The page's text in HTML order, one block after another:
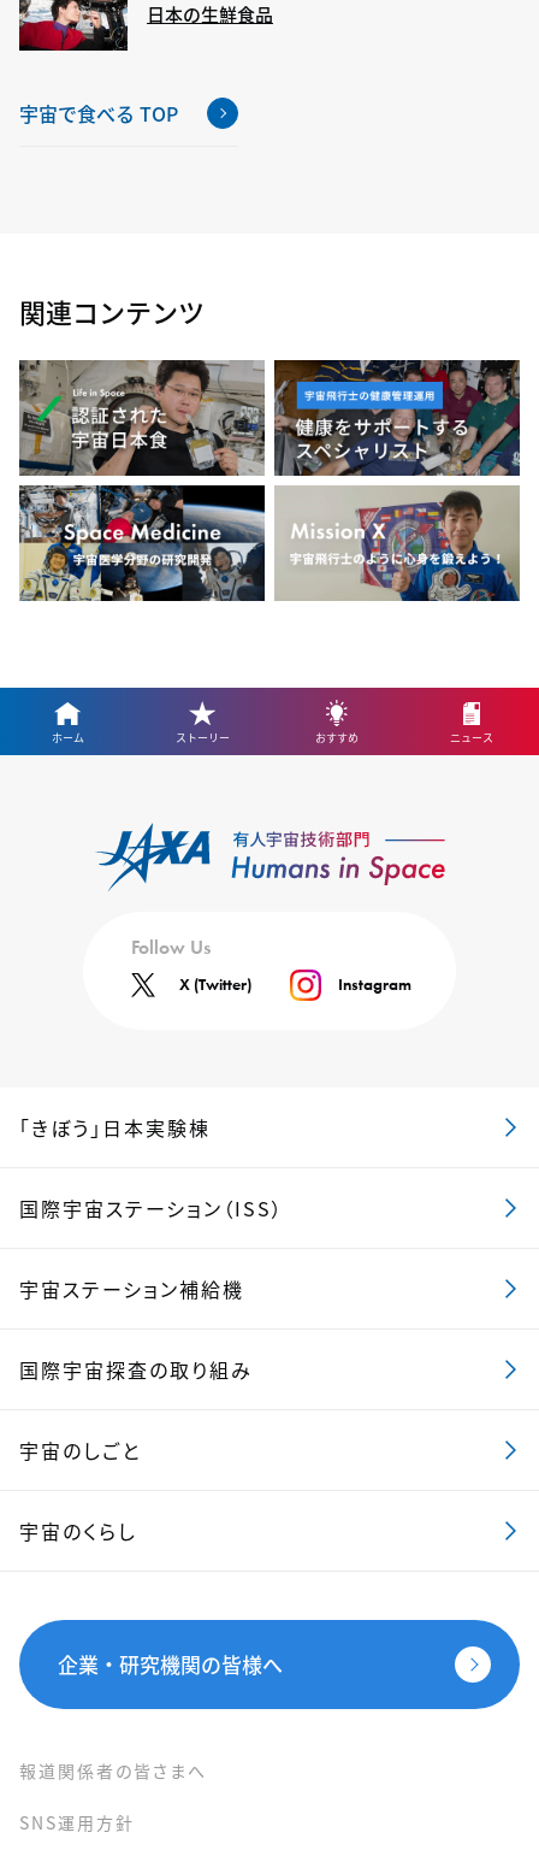
日本の生鮮食品
宇宙で食べる TOP
関連コンテンツ
ホーム ストーリー おすすめ ニュース
Follow Us
X (Twitter) Instagram
「きぼう」日本実験棟
国際宇宙ステーション（ISS）
宇宙ステーション補給機
国際宇宙探査の取り組み
宇宙のしごと
宇宙のくらし
企業・研究機関の皆様へ
報道関係者の皆さまへ
SNS運用方針